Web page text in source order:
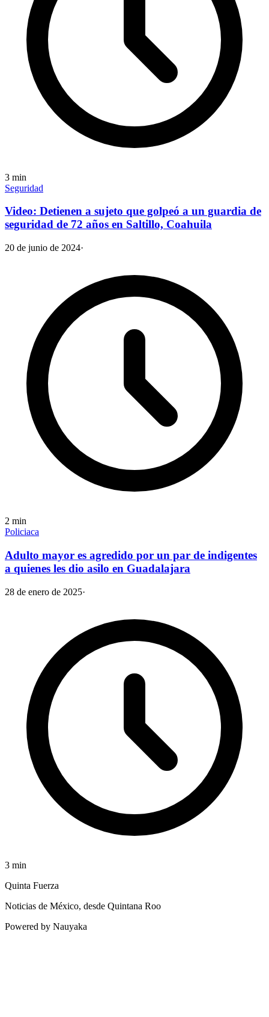
3 min
Seguridad
Video: Detienen a sujeto que golpeó a un guardia de
seguridad de 72 años en Saltillo, Coahuila
20 de junio de 2024·
2 min
Policiaca
Adulto mayor es agredido por un par de indigentes
a quienes les dio asilo en Guadalajara
28 de enero de 2025·
3 min
Quinta Fuerza
Noticias de México, desde Quintana Roo
Powered by Nauyaka